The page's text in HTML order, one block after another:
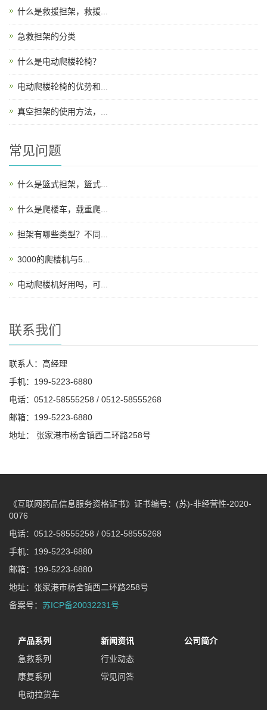
什么是救援担架，救援...
急救担架的分类
什么是电动爬楼轮椅？
电动爬楼轮椅的优势和...
真空担架的使用方法，...
常见问题
什么是篮式担架，篮式...
什么是爬楼车，载重爬...
担架有哪些类型？不同...
3000的爬楼机与5...
电动爬楼机好用吗，可...
联系我们
联系人：高经理
手机：199-5223-6880
电话：0512-58555258 / 0512-58555268
邮箱：199-5223-6880
地址： 张家港市杨舍镇西二环路258号
《互联网药品信息服务资格证书》证书编号：(苏)-非经营性-2020-
0076
电话：0512-58555258 / 0512-58555268
手机：199-5223-6880
邮箱：199-5223-6880
地址：张家港市杨舍镇西二环路258号
备案号： 苏ICP备20032231号
产品系列
急救系列
康复系列
电动拉货车
新闻资讯
行业动态
常见问答
公司简介